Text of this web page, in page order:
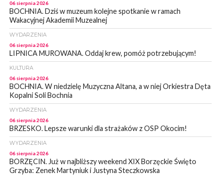
06 sierpnia 2026
BOCHNIA. Dziś w muzeum kolejne spotkanie w ramach
Wakacyjnej Akademii Muzealnej
WYDARZENIA
06 sierpnia 2026
LIPNICA MUROWANA. Oddaj krew, pomóż potrzebującym!
KULTURA
06 sierpnia 2026
BOCHNIA. W niedzielę Muzyczna Altana, a w niej Orkiestra Dęta
Kopalni Soli Bochnia
WYDARZENIA
06 sierpnia 2026
BRZESKO. Lepsze warunki dla strażaków z OSP Okocim!
WYDARZENIA
06 sierpnia 2026
BORZĘCIN. Już w najbliższy weekend XIX Borzęckie Święto
Grzyba: Zenek Martyniuk i Justyna Steczkowska